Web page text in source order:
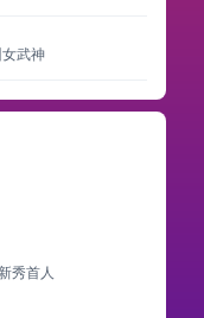
武神
秀首人